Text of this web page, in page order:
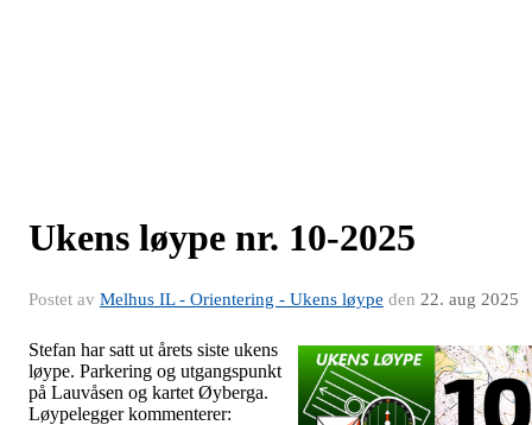
Ukens løype nr. 10-2025
Postet av Melhus IL - Orientering - Ukens løype den 22. aug 2025
Stefan har satt ut årets siste ukens
løype. Parkering og utgangspunkt
på Lauvåsen og kartet Øyberga.
Løypelegger kommenterer: